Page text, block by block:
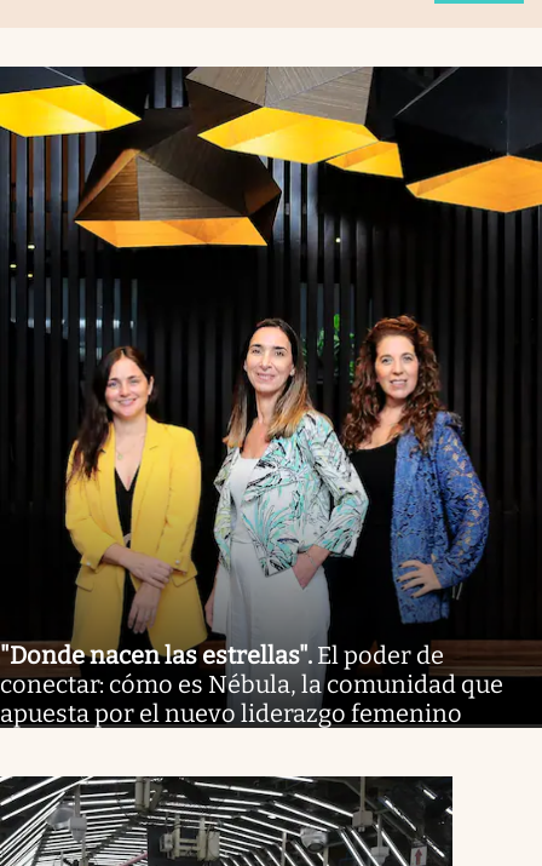
"Donde nacen las estrellas". El poder de
conectar: cómo es Nébula, la comunidad que
apuesta por el nuevo liderazgo femenino